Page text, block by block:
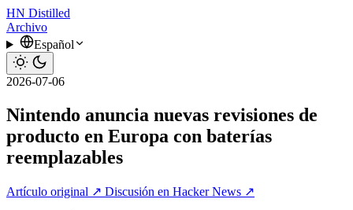
HN Distilled
Archivo
Español
2026-07-06
Nintendo anuncia nuevas revisiones de
producto en Europa con baterías
reemplazables
Artículo original ↗ Discusión en Hacker News ↗